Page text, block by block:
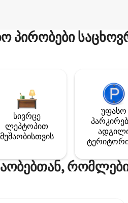
სივრცე
ლეპტოპით
მუშაობისთვის
უფასო